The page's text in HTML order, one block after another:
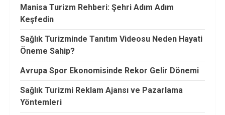
Manisa Turizm Rehberi: Şehri Adım Adım
Keşfedin
Sağlık Turizminde Tanıtım Videosu Neden Hayati
Öneme Sahip?
Avrupa Spor Ekonomisinde Rekor Gelir Dönemi
Sağlık Turizmi Reklam Ajansı ve Pazarlama
Yöntemleri